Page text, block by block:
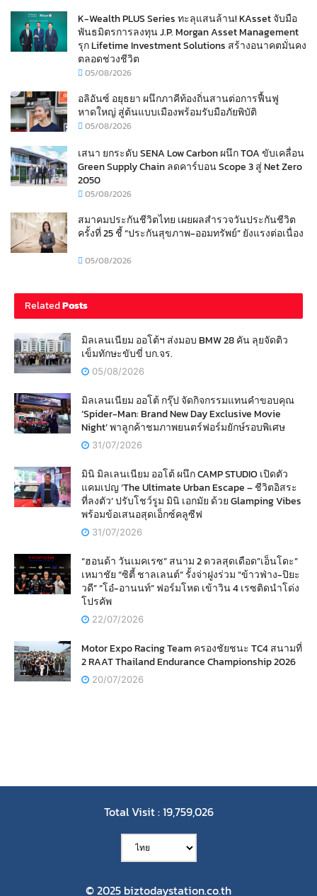
K-Wealth PLUS Series ทะลุแสนล้าน! KAsset จับมือ
พันธมิตรการลงทุน J.P. Morgan Asset Management
รุก Lifetime Investment Solutions สร้างอนาคตมั่นคง
ตลอดช่วงชีวิต
05/08/2026
อลิอันซ์ อยุธยา ผนึกภาคีท้องถิ่นสานต่อการฟื้นฟู
หาดใหญ่ สู่ต้นแบบเมืองพร้อมรับมือภัยพิบัติ
05/08/2026
เสนา ยกระดับ SENA Low Carbon ผนึก TOA ขับเคลื่อน
Green Supply Chain ลดคาร์บอน Scope 3 สู่ Net Zero
2050
05/08/2026
สมาคมประกันชีวิตไทย เผยผลสำรวจวันประกันชีวิต
ครั้งที่ 25 ชี้ “ประกันสุขภาพ-ออมทรัพย์” ยังแรงต่อเนื่อง
05/08/2026
RelatedPosts
มิลเลนเนียม ออโต้ฯ ส่งมอบ BMW 28 คัน ลุยจัดติว
เข็มทักษะขับขี่ บก.จร.
05/08/2026
มิลเลนเนียม ออโต้ กรุ๊ป จัดกิจกรรมแทนคำขอบคุณ
‘Spider-Man: Brand New Day Exclusive Movie
Night’ พาลูกค้าชมภาพยนตร์ฟอร์มยักษ์รอบพิเศษ
31/07/2026
มินิ มิลเลนเนียม ออโต้ ผนึก CAMP STUDIO เปิดตัว
แคมเปญ ‘The Ultimate Urban Escape – ชีวิตอิสระ
ที่ลงตัว’ ปรับโชว์รูม มินิ เอกมัย ด้วย Glamping Vibes
พร้อมข้อเสนอสุดเอ็กซ์คลูซีฟ
31/07/2026
“ฮอนด้า วันเมคเรซ” สนาม 2 ดวลสุดเดือด”เอ็นโดะ”
เหมาชัย “ซิตี้ ชาลเลนต์” รั้งจ่าฝูงร่วม “ข้าวฟ่าง-ปิยะ
วดี” “โอ๋-อานนท์” ฟอร์มโหด เข้าวิน 4 เรซติดนำโด่ง
โปรคัพ
22/07/2026
Motor Expo Racing Team ครองชัยชนะ TC4 สนามที่
2 RAAT Thailand Endurance Championship 2026
20/07/2026
© 2025 biztodaystation.co.th
Total Visit : 19,759,026